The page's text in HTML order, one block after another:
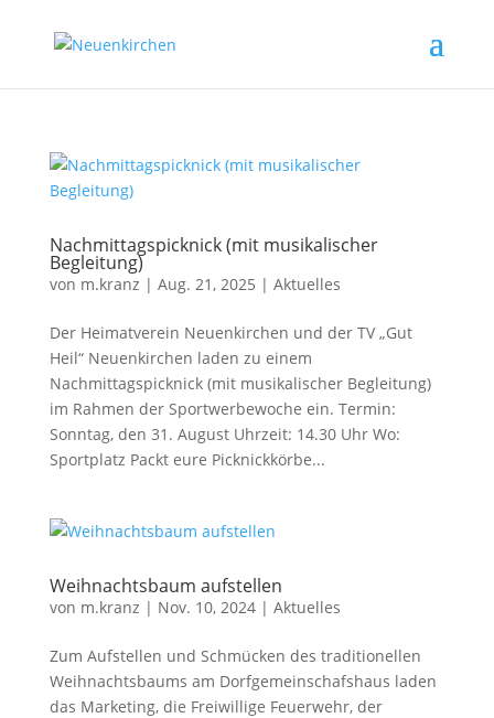
Nachmittagspicknick (mit musikalischer
Begleitung)
von m.kranz | Aug. 21, 2025 | Aktuelles
Der Heimatverein Neuenkirchen und der TV „Gut
Heil“ Neuenkirchen laden zu einem
Nachmittagspicknick (mit musikalischer Begleitung)
im Rahmen der Sportwerbewoche ein. Termin:
Sonntag, den 31. August Uhrzeit: 14.30 Uhr Wo:
Sportplatz Packt eure Picknickkörbe...
Weihnachtsbaum aufstellen
von m.kranz | Nov. 10, 2024| Aktuelles
Zum Aufstellen und Schmücken des traditionellen
Weihnachtsbaums am Dorfgemeinschafshaus laden
das Marketing, die Freiwillige Feuerwehr, der